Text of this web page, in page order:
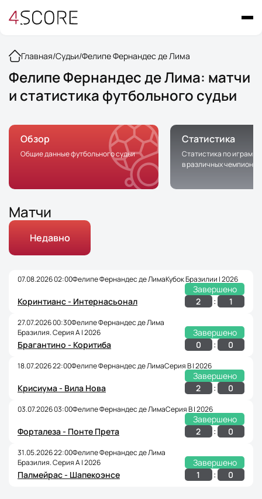
Главная/Судьи/Фелипе Фернандес де Лима
Фелипе Фернандес де Лима: матчи
и статистика футбольного судьи
Обзор
Общие данные футбольного судьи
Статистика
Статистика по играм с
в различных
Матчи
Недавно
07.08.2026 02:00Фелипе Фернандес де ЛимаКубок Бразилии | 2026
Завершено
Коринтианс - Интернасьонал
2 : 1
27.07.2026 00:30Фелипе Фернандес де Лима
Бразилия. Серия А | 2026
Завершено
Брагантино - Коритиба
0 : 0
18.07.2026 22:00Фелипе Фернандес де ЛимаСерия B | 2026
Завершено
Крисиума - Вила Нова
2 : 0
03.07.2026 03:00Фелипе Фернандес де ЛимаСерия B | 2026
Завершено
Форталеза - Понте Прета
2 : 0
31.05.2026 22:00Фелипе Фернандес де Лима
Бразилия. Серия А | 2026
Завершено
Палмейрас - Шапекоэнсе
1 : 0